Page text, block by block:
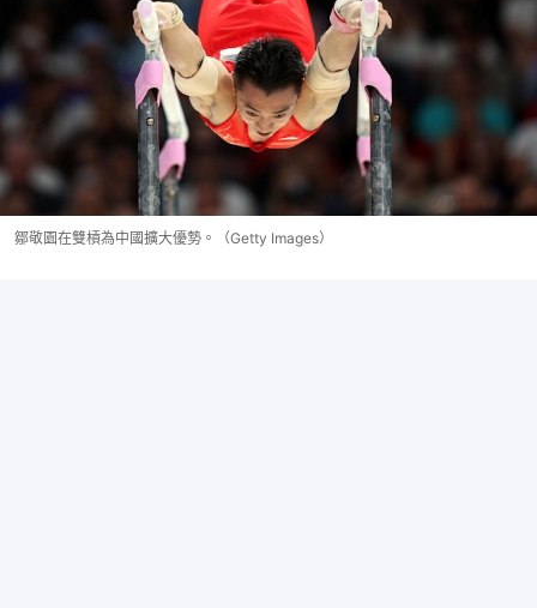
鄒敬園在雙槓為中國擴大優勢。（Getty Images）